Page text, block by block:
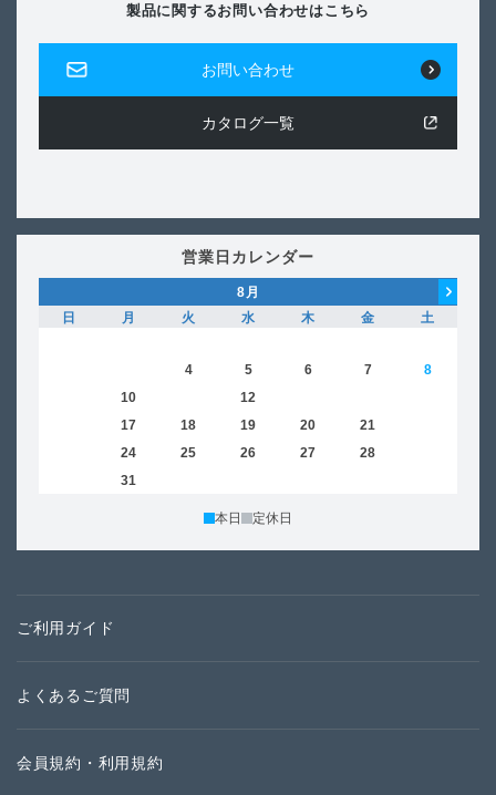
製品に関するお問い合わせはこちら
お問い合わせ
カタログ一覧
営業日カレンダー
8 月
日
月 火 水 木 金
土
4 5 6 7
8
10 12
17 18 19 20 21
24 25 26 27 28
31
本日 定休日
ご利用ガイド
よくあるご質問
会員規約・利用規約